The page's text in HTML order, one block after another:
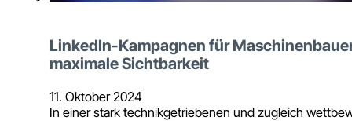
LinkedIn-Kampagnen für
maximale Sichtbarkeit
11. Oktober 2024
In einer stark technikgetriebenen und zugleich